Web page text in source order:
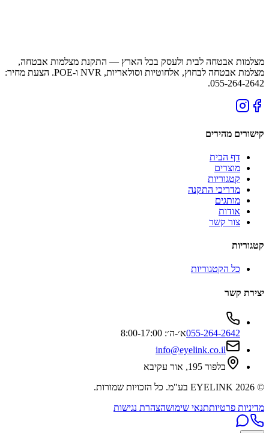
מצלמות אבטחה לבית ולעסק בכל הארץ — התקנת מצלמות אבטחה,
מצלמת אבטחה לבחוץ, אלחוטיות וסולאריות, NVR ו-POE. הצעת מחיר:
055-264-2642.
קישורים מהירים
דף הבית
מוצרים
קטגוריות
מדריכי התקנה
מותגים
אודות
צור קשר
קטגוריות
כל הקטגוריות
יצירת קשר
055-264-2642א׳-ה׳: 8:00-17:00
info@eyelink.co.il
בלפור 195, אור עקיבא
©
2026 EYELINK בע"מ
. כל הזכויות שמורות.
מדיניות פרטיותתנאי שימושהצהרת נגישות